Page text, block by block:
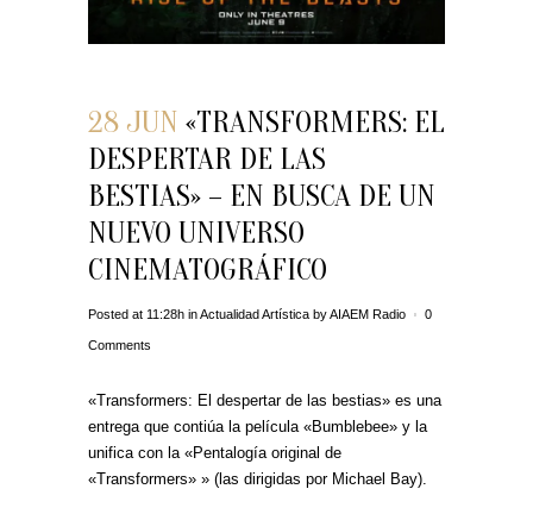
28 JUN «TRANSFORMERS: EL
DESPERTAR DE LAS
BESTIAS» – EN BUSCA DE UN
NUEVO UNIVERSO
CINEMATOGRÁFICO
Posted at 11:28h inActualidad Artística byAIAEM Radio 0
Comments
«Transformers: El despertar de las bestias» es una
entrega que contiúa la película «Bumblebee» y la
unifica con la «Pentalogía original de
«Transformers» » (las dirigidas por Michael Bay).